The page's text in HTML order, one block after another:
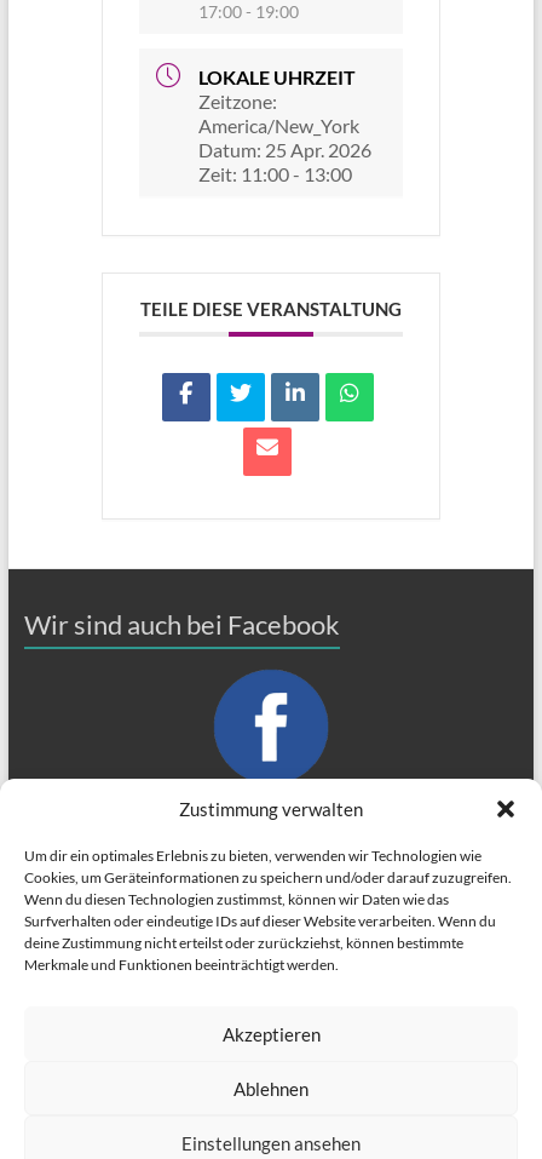
Zustimmung verwalten
Um dir ein optimales Erlebnis zu bieten, verwenden wir Technologien wie
Cookies, um Geräteinformationen zu speichern und/oder darauf zuzugreifen.
Wenn du diesen Technologien zustimmst, können wir Daten wie das
Surfverhalten oder eindeutige IDs auf dieser Website verarbeiten. Wenn du
deine Zustimmung nicht erteilst oder zurückziehst, können bestimmte
Merkmale und Funktionen beeinträchtigt werden.
Akzeptieren
Ablehnen
Einstellungen ansehen
17:00 - 19:00
LOKALE UHRZEIT
Zeitzone:
America/New_York
Datum: 25 Apr. 2026
Zeit: 11:00 - 13:00
TEILE DIESE VERANSTALTUNG
Wir sind auch bei Facebook
Impressum
Datenschutzerklärung
Mein Lila . Alle Rechte vorbehalten. Theme